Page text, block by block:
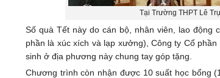
Tại Trường THPT Lê
Số quà Tết này do cán bộ, nhân viên, lao động
phần là xúc xích và lạp xưởng), Công ty Cổ
sinh ở địa phương này chung tay góp tặng.
Chương trình còn nhận được 10 suất học bổng